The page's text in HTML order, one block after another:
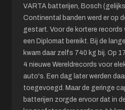
VARTA batterijen, Bosch
Continental banden werd er op
gestart. Voor de kortere records
een Diplomat bereikt. Bij de
kwam daar zelfs 740 kg bij. Op
4 nieuwe Wereldrecords voor
auto's. Een dag later werden
toegevoegd. Maar de geringe
batterijen zorgde ervoor dat in